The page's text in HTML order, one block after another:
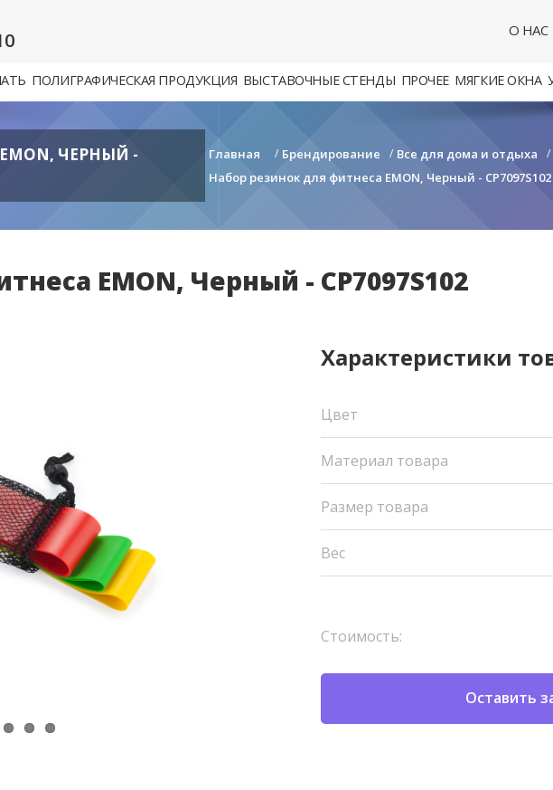
О НАС
ПОЛИГРАФИЧЕСКАЯ ПРОДУКЦИЯ ВЫСТАВОЧНЫЕ СТЕНДЫ ПРОЧЕЕ МЯГКИЕ ОКНА
ЧЕРНЫЙ -
Главная / Брендирование / Все для дома и отдыха /
Набор резинок для фитнеса EMON, Черный - CP7097S102
EMON, Черный - CP7097S102
Характеристики
Цвет
Материал товара
Размер товара
Вес
Стоимость:
Оставить